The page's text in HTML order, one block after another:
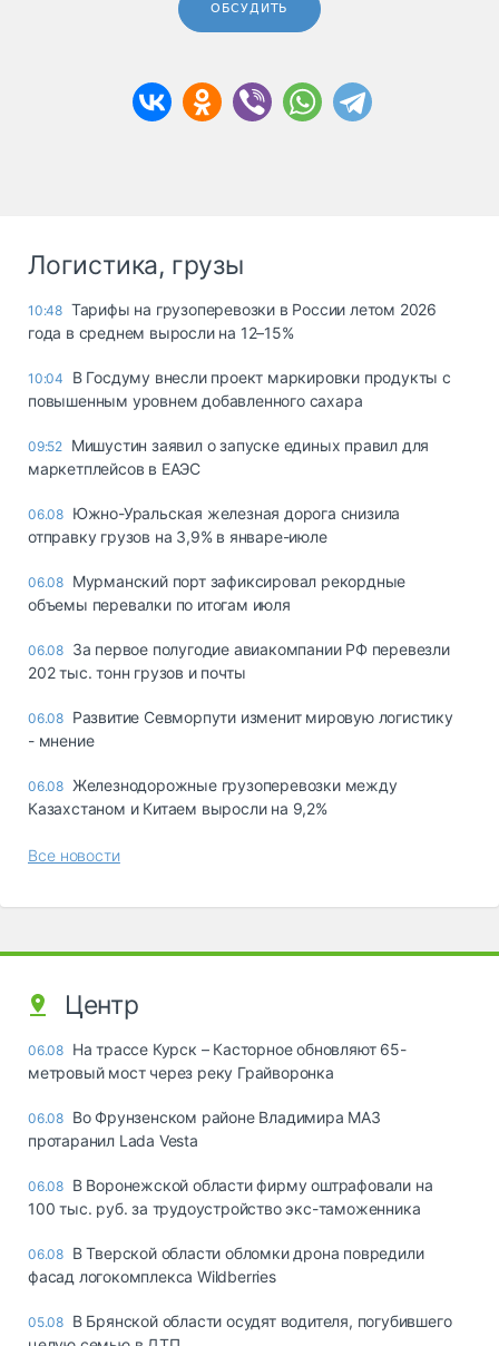
ОБСУДИТЬ
Логистика, грузы
10:48 Тарифы на грузоперевозки в России летом 2026
года в среднем выросли на 12–15%
10:04
В Госдуму внесли проект маркировки продукты с
повышенным уровнем добавленного сахара
09:52 Мишустин заявил о запуске единых правил для
маркетплейсов в ЕАЭС
06.08 Южно-Уральская железная дорога снизила
отправку грузов на 3,9% в январе-июле
06.08 Мурманский порт зафиксировал рекордные
объемы перевалки по итогам июля
06.08 За первое полугодие авиакомпании РФ перевезли
202 тыс. тонн грузов и почты
06.08 Развитие Севморпути изменит мировую логистику
- мнение
06.08 Железнодорожные грузоперевозки между
Казахстаном и Китаем выросли на 9,2%
Все новости
Центр
06.08 На трассе Курск – Касторное обновляют 65-
метровый мост через реку Грайворонка
06.08 Во Фрунзенском районе Владимира МАЗ
протаранил Lada Vesta
06.08 В Воронежской области фирму оштрафовали на
100 тыс. руб. за трудоустройство экс-таможенника
06.08 В Тверской области обломки дрона повредили
фасад логокомплекса Wildberries
05.08 В Брянской области осудят водителя, погубившего